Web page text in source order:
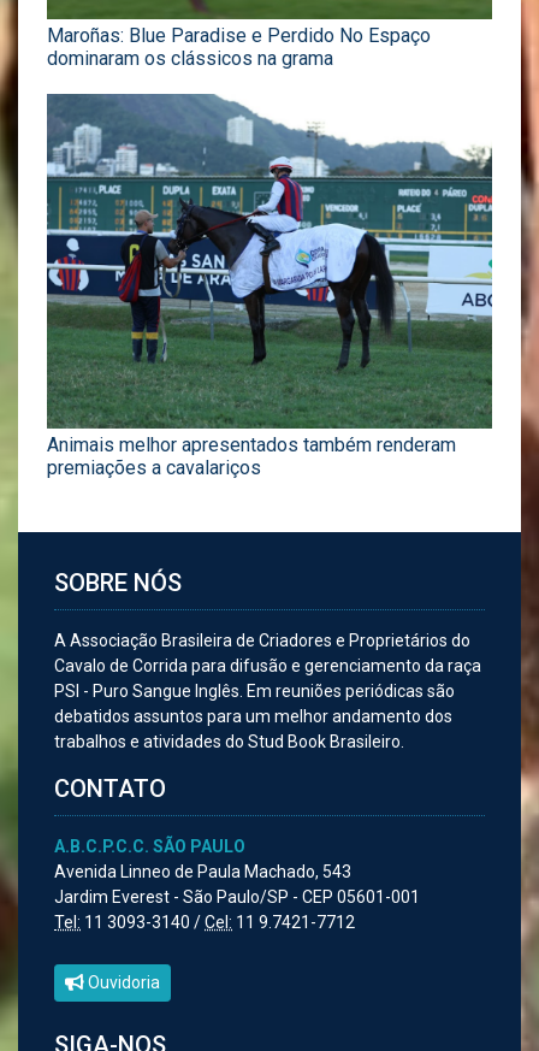
Maroñas: Blue Paradise e Perdido No Espaço
dominaram os clássicos na grama
Animais melhor apresentados também renderam
premiações a cavalariços
SOBRE NÓS
A Associação Brasileira de Criadores e Proprietários do
Cavalo de Corrida para difusão e gerenciamento da raça
PSI - Puro Sangue Inglês. Em reuniões periódicas são
debatidos assuntos para um melhor andamento dos
trabalhos e atividades do Stud Book Brasileiro.
CONTATO
A.B.C.P.C.C. SÃO PAULO
Avenida Linneo de Paula Machado, 543
Jardim Everest - São Paulo/SP - CEP 05601-001
Tel: 11 3093-3140 /Cel: 11 9.7421-7712
Ouvidoria
SIGA-NOS